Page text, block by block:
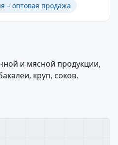
– оптовая продажа
и мясной продукции,
круп, соков.